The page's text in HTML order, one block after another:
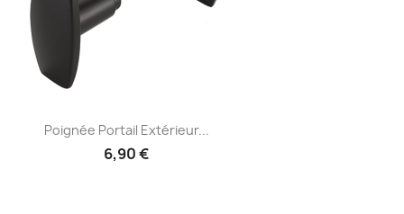
Poignée Portail Extérieur...
6,90 €